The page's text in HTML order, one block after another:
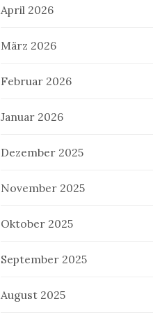
April 2026
März 2026
Februar 2026
Januar 2026
Dezember 2025
November 2025
Oktober 2025
September 2025
August 2025